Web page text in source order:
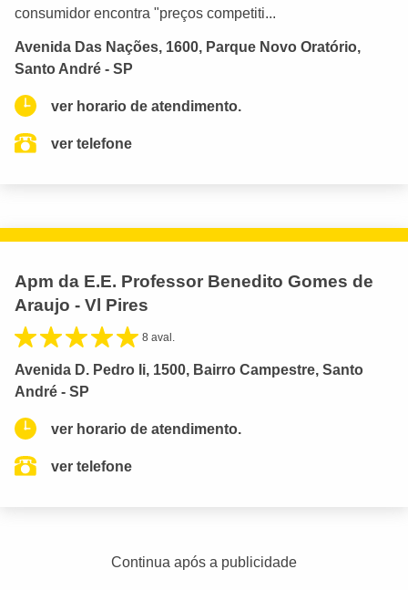
consumidor encontra "preços competiti...
Avenida Das Nações, 1600, Parque Novo Oratório,
Santo André - SP
ver horario de atendimento.
ver telefone
Apm da E.E. Professor Benedito Gomes de
Araujo - Vl Pires
8 aval.
Avenida D. Pedro Ii, 1500, Bairro Campestre, Santo
André - SP
ver horario de atendimento.
ver telefone
Continua após a publicidade